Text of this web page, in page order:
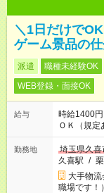
＼1日だけで
ゲーム景品の
派遣 職種未経験OK
WEB登録・面接OK
給与
時給1400
ＯＫ（規定
勤務地
埼玉県久喜
久喜駅 /
大手物
職場です！）